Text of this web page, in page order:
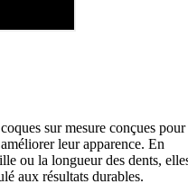
sur mesure conçues pour
leur apparence. En
ou la longueur des dents,
aux résultats durables.